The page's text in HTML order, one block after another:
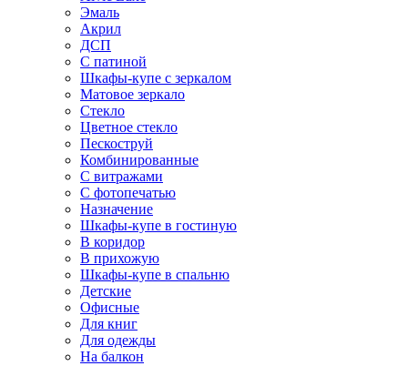
Эмаль
Акрил
ДСП
С патиной
Шкафы-купе с зеркалом
Матовое зеркало
Стекло
Цветное стекло
Пескоструй
Комбинированные
С витражами
С фотопечатью
Назначение
Шкафы-купе в гостиную
В коридор
В прихожую
Шкафы-купе в спальню
Детские
Офисные
Для книг
Для одежды
На балкон